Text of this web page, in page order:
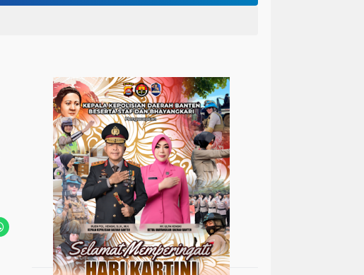
Kapolres Cilegon Dekatkan Polri dengan Warga, Pesan Kamtibmas Menggema di Masjid Raudhatul Muttaqin